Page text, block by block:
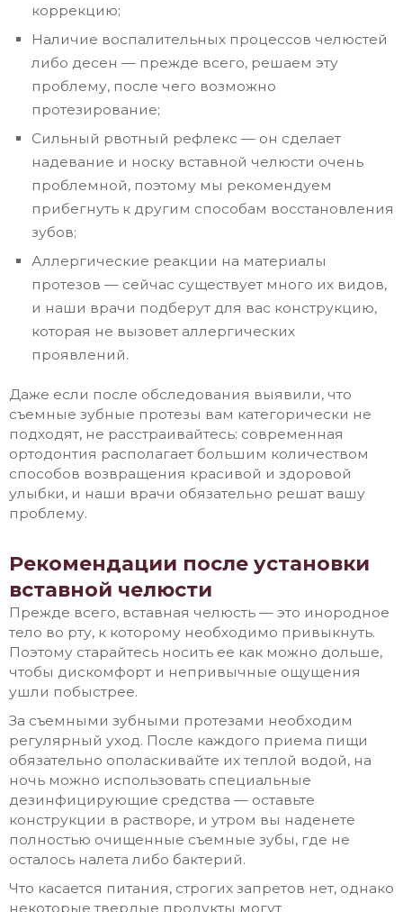
коррекцию;
Наличие воспалительных процессов челюстей
либо десен — прежде всего, решаем эту
проблему, после чего возможно
протезирование;
Сильный рвотный рефлекс — он сделает
надевание и носку вставной челюсти очень
проблемной, поэтому мы рекомендуем
прибегнуть к другим способам восстановления
зубов;
Аллергические реакции на материалы
протезов — сейчас существует много их видов,
и наши врачи подберут для вас конструкцию,
которая не вызовет аллергических
проявлений.
Даже если после обследования выявили, что
съемные зубные протезы вам категорически не
подходят, не расстраивайтесь: современная
ортодонтия располагает большим количеством
способов возвращения красивой и здоровой
улыбки, и наши врачи обязательно решат вашу
проблему.
Рекомендации после установки
вставной челюсти
Прежде всего, вставная челюсть — это инородное
тело во рту, к которому необходимо привыкнуть.
Поэтому старайтесь носить ее как можно дольше,
чтобы дискомфорт и непривычные ощущения
ушли побыстрее.
За съемными зубными протезами необходим
регулярный уход. После каждого приема пищи
обязательно ополаскивайте их теплой водой, на
ночь можно использовать специальные
дезинфицирующие средства — оставьте
конструкции в растворе, и утром вы наденете
полностью очищенные съемные зубы, где не
осталось налета либо бактерий.
Что касается питания, строгих запретов нет, однако
некоторые твердые продукты могут